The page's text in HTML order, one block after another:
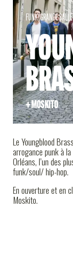
FUNK|GRANDE SALLE
+ MOSKITO
Le Youngblood
arrogance punk à
Orléans, l’un des
funk/soul/ hip-hop.
En ouverture et en
Moskito.